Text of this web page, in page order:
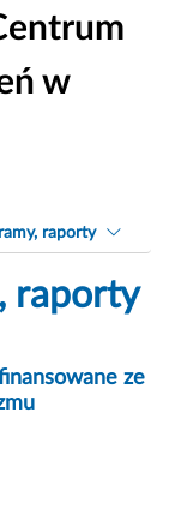
w
raporty
raporty
ze